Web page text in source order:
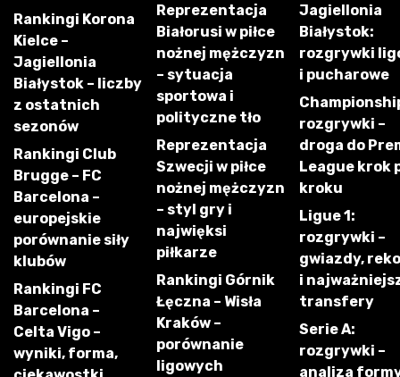
Rankingi Korona
Kielce –
Jagiellonia
Białystok – liczby
z ostatnich
sezonów
Rankingi Club
Brugge – FC
Barcelona –
europejskie
porównanie siły
klubów
Rankingi FC
Barcelona –
Celta Vigo –
wyniki, forma,
Reprezentacja
Białorusi w piłce
nożnej mężczyzn
– sytuacja
sportowa i
polityczne tło
Reprezentacja
Szwecji w piłce
nożnej mężczyzn
– styl gry i
najwięksi
piłkarze
Rankingi Górnik
Łęczna – Wisła
Kraków –
porównanie
ligowych
Jagiellonia
Białystok:
rozgrywki
i pucharowe
rozgrywki –
droga do
League krok
kroku
Ligue 1:
rozgrywki –
gwiazdy,
i
transfery
Serie A:
rozgrywki –
analiza